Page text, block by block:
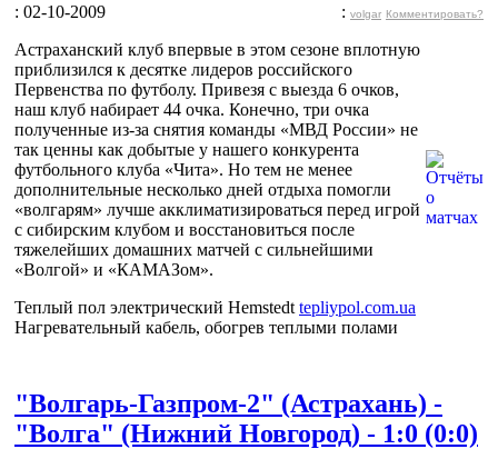
: 02-10-2009 : volgar Комментировать?
Астраханский клуб впервые в этом сезоне вплотную
приблизился к десятке лидеров российского
Первенства по футболу. Привезя с выезда 6 очков,
наш клуб набирает 44 очка. Конечно, три очка
полученные из-за снятия команды «МВД России» не
так ценны как добытые у нашего конкурента
футбольного клуба «Чита». Но тем не менее
дополнительные несколько дней отдыха помогли
«волгарям» лучше акклиматизироваться перед игрой
с сибирским клубом и восстановиться после
тяжелейших домашних матчей с сильнейшими
«Волгой» и «КАМАЗом».
Теплый пол электрический Hemstedt tepliypol.com.ua
Нагревательный кабель, обогрев теплыми полами
"Волгарь-Газпром-2" (Астрахань) -
"Волга" (Нижний Новгород) - 1:0 (0:0)